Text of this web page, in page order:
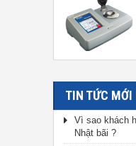
TIN TỨC MỚI
Vì sao khách
Nhật bãi ?